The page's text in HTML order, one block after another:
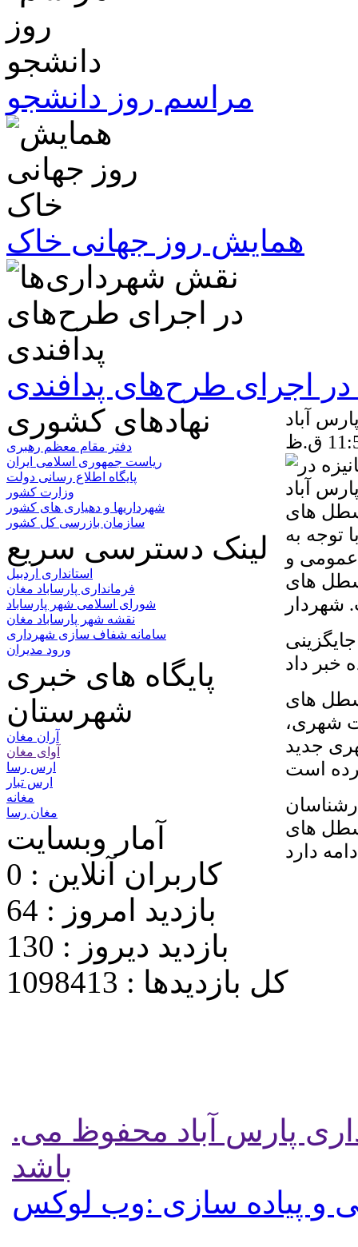
مراسم روز دانشجو
همایش روز جهانی خاک
اجرای طرح‌های پدافندی
آباد
باسطل های
توجه به
و
های
زباله و جایگزینی
خبر داد
سطل های
شهری،
جدید
های
نهادهای کشوری
دفتر مقام معظم رهبری
ریاست جمهوری اسلامی ایران
پایگاه اطلاع رسانی دولت
وزارت کشور
شهرداریها و دهیاری های کشور
سازمان بازرسی کل کشور
لینک دسترسی سریع
استانداری اردبیل
فرمانداری پارساباد مغان
شورای اسلامی شهر پارساباد
نقشه شهر پارساباد مغان
سامانه شفاف سازی شهرداری
ورود مدیران
پایگاه های خبری
شهرستان
آران مغان
آوای مغان
ارس رسا
ارس تبار
مغانه
مغان رسا
آمار وبسایت
کاربران آنلاین : 0
بازدید امروز : 64
بازدید دیروز : 130
کل بازدیدها : 1098413
.تمامی حقوق برای پایگاه شهرداری پارس آباد محفوظ می
باشد
و پیاده سازی :وب لوکس